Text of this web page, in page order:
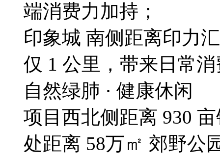
端消费力加持；
印象城 南侧距离印力
仅 1 公里，带来日常
自然绿肺 · 健康休闲
项目西北侧距离 930
处距离 58万㎡ 郊野公